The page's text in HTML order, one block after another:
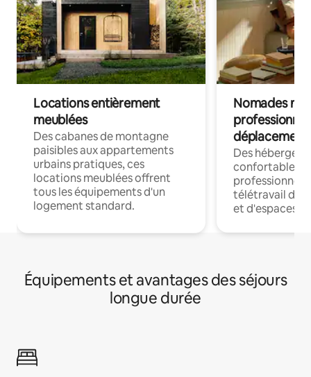
Locations entièrement
meublées
Des cabanes de montagne
paisibles aux appartements
urbains pratiques, ces
locations meublées offrent
tous les équipements d'un
logement standard.
Nomades
déplacement
Des
confortables
professionnels
télétravail
et d'espaces
Équipements et avantages des séjours
longue durée